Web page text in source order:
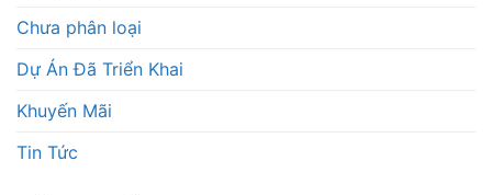
Chưa phân loại
Dự Án Đã Triển Khai
Khuyến Mãi
Tin Tức